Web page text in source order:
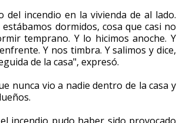
del incendio en la vivienda de al lado.
dormidos, cosa que casi no
temprano. Y lo hicimos anoche. Y
Y nos timbra. Y salimos y dice,
de la casa", expresó.
nunca vio a nadie dentro de la casa y